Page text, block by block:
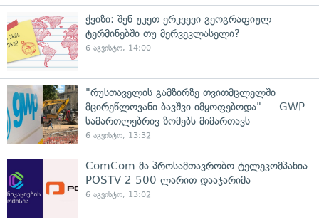
ქვიზი: შენ უკეთ ერკვევი გეოგრაფიულ
ტერმინებში თუ მერვეკლასელი?
6 აგვისტო, 14:00
"რუსთაველის გამზირზე თვითმცლელში
მცირეწლოვანი ბავშვი იმყოფებოდა" — GWP
სამართლებრივ ზომებს მიმართავს
6 აგვისტო, 13:32
ComCom-მა პროსამთავრობო ტელეკომპანია
POSTV 2 500 ლარით დააჯარიმა
6 აგვისტო, 13:02